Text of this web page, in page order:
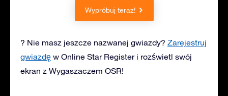
Wypróbuj teraz!
? Nie masz jeszcze nazwanej gwiazdy? Zarejestruj
gwiazdę w Online Star Register i rozświetl swój
ekran z Wygaszaczem OSR!